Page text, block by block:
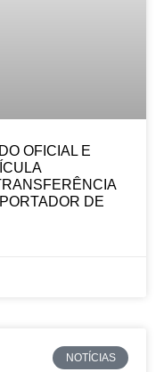
OFICIAL E
DE
NOTÍCIAS